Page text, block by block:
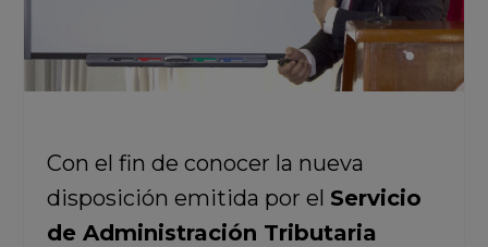
Con el fin de conocer la nueva
disposición emitida por el Servicio
de Administración Tributaria